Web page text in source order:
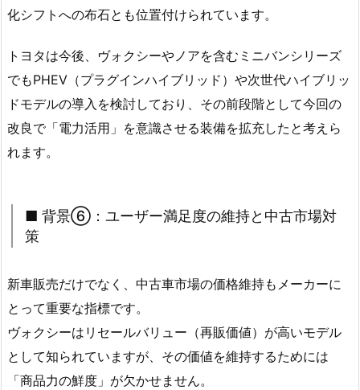
化シフトへの布石とも位置付けられています。
トヨタは今後、ヴォクシーやノアを含むミニバンシリーズ
でもPHEV（プラグインハイブリッド）や次世代ハイブリッ
ドモデルの導入を検討しており、その前段階として今回の
改良で「電力活用」を意識させる装備を拡充したと考えら
れます。
■ 背景⑥：ユーザー満足度の維持と中古市場対
策
新車販売だけでなく、中古車市場の価格維持もメーカーに
とって重要な指標です。
ヴォクシーはリセールバリュー（再販価値）が高いモデル
として知られていますが、その価値を維持するためには
「商品力の鮮度」が欠かせません。